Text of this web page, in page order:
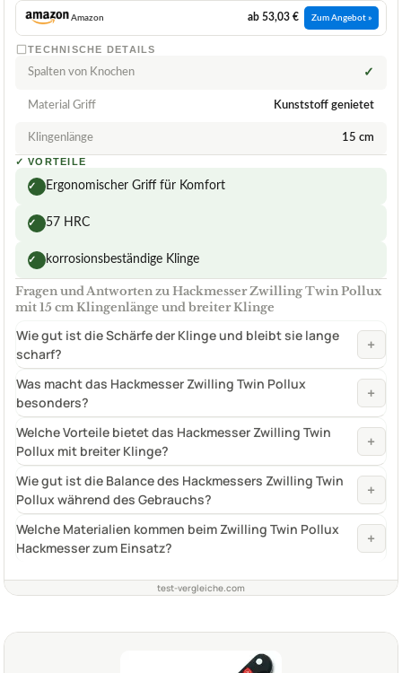
Amazon ab 53,03 € Zum Angebot »
TECHNISCHE DETAILS
Spalten von Knochen ✓
Material Griff Kunststoff genietet
Klingenlänge 15 cm
✓ VORTEILE
✓ Ergonomischer Griff für Komfort
✓ 57 HRC
✓ korrosionsbeständige Klinge
Fragen und Antworten zu Hackmesser Zwilling Twin Pollux
mit 15 cm Klingenlänge und breiter Klinge
Wie gut ist die Schärfe der Klinge und bleibt sie lange
scharf?
+
Was macht das Hackmesser Zwilling Twin Pollux
besonders?
+
Welche Vorteile bietet das Hackmesser Zwilling Twin
Pollux mit breiter Klinge?
+
Wie gut ist die Balance des Hackmessers Zwilling Twin
Pollux während des Gebrauchs?
+
Welche Materialien kommen beim Zwilling Twin Pollux
Hackmesser zum Einsatz?
+
test-vergleiche.com